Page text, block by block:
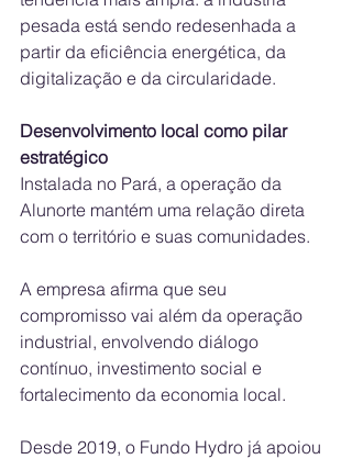
pesada está sendo redesenhada a
partir da eficiência energética, da
digitalização e da circularidade.
Desenvolvimento local como pilar
estratégico
Instalada no Pará, a operação da
Alunorte mantém uma relação direta
com o território e suas comunidades.
A empresa afirma que seu
compromisso vai além da operação
industrial, envolvendo diálogo
contínuo, investimento social e
fortalecimento da economia local.
Desde 2019, o Fundo Hydro já apoiou